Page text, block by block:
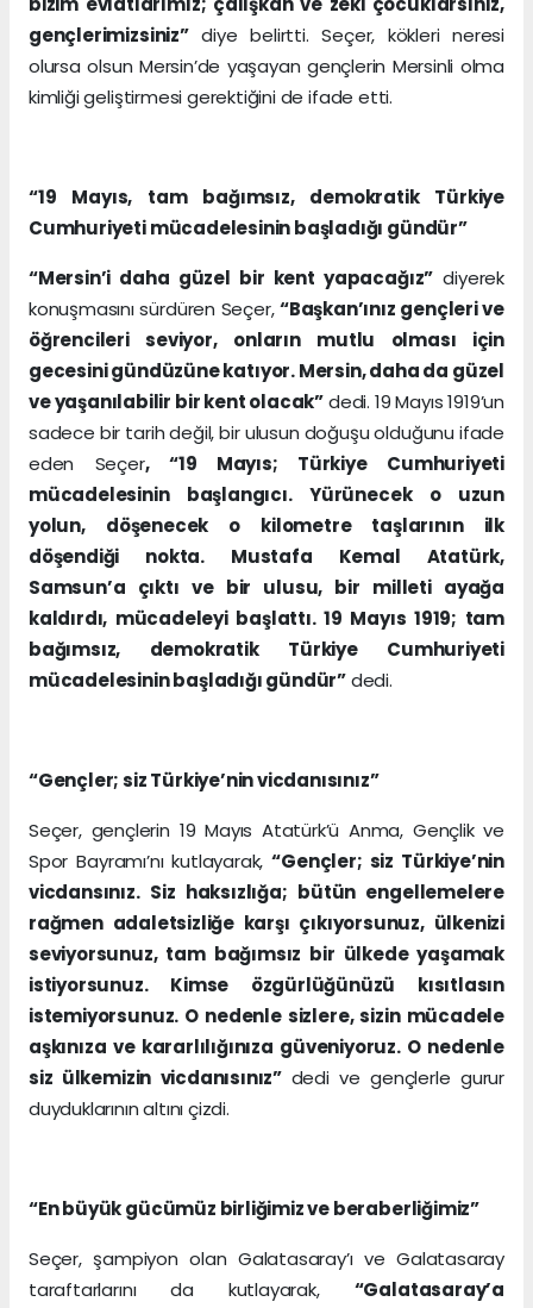
gençlerimizsiniz”diye belirtti. Seçer, kökleri neresi
olursa olsun Mersin’de yaşayan gençlerin Mersinli olma
kimliği geliştirmesi gerektiğini de ifade etti.
“19 Mayıs, tam bağımsız, demokratik Türkiye
Cumhuriyeti mücadelesinin başladığı gündür”
“Mersin’i daha güzel bir kent yapacağız” diyerek
konuşmasını sürdüren Seçer,“Başkan’ınız gençleri ve
öğrencileri seviyor, onların mutlu olması için
gecesini gündüzüne katıyor. Mersin, daha da güzel
ve yaşanılabilir bir kent olacak”dedi. 19 Mayıs 1919’un
sadece bir tarih değil, bir ulusun doğuşu olduğunu ifade
eden Seçer, “19 Mayıs; Türkiye Cumhuriyeti
mücadelesinin başlangıcı. Yürünecek o uzun
yolun, döşenecek o kilometre taşlarının ilk
döşendiği nokta. Mustafa Kemal Atatürk,
Samsun’a çıktı ve bir ulusu, bir milleti ayağa
kaldırdı, mücadeleyi başlattı. 19 Mayıs 1919; tam
bağımsız, demokratik Türkiye Cumhuriyeti
mücadelesinin başladığı gündür”dedi.
“Gençler; siz Türkiye’nin vicdanısınız”
Seçer, gençlerin 19 Mayıs Atatürk’ü Anma, Gençlik ve
Spor Bayramı’nı kutlayarak,“Gençler; siz Türkiye’nin
vicdansınız. Siz haksızlığa; bütün engellemelere
rağmen adaletsizliğe karşı çıkıyorsunuz, ülkenizi
seviyorsunuz, tam bağımsız bir ülkede yaşamak
istiyorsunuz. Kimse özgürlüğünüzü kısıtlasın
istemiyorsunuz. O nedenle sizlere, sizin mücadele
aşkınıza ve kararlılığınıza güveniyoruz. O nedenle
siz ülkemizin vicdanısınız” dedi ve gençlerle gurur
duyduklarının altını çizdi.
“En büyük gücümüz birliğimiz ve beraberliğimiz”
Seçer, şampiyon olan Galatasaray’ı ve Galatasaray
taraftarlarını da kutlayarak, “Galatasaray’a